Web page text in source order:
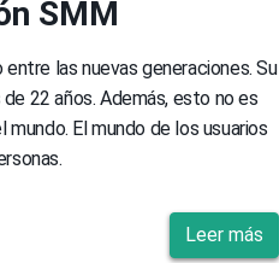
SMM
las nuevas generaciones. Su
22 años. Además, esto no es
El mundo de los usuarios
Leer más